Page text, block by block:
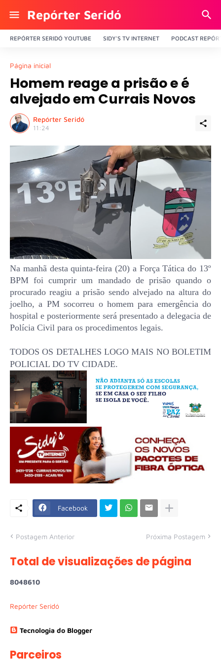
Repórter Seridó
REPÓRTER SERIDÓ YOUTUBE SIDY'S TV INTERNET PODCAST
Página inicial
Homem reage a prisão e é
alvejado em Currais Novos
Repórter Seridó
11:24
Na manhã desta quinta-feira (20) a Força Tática do 13º
BPM foi cumprir um mandado de prisão quando o
procurado reagiu a prisão sendo alvejado na altura do
joelho, a PM socorreu o homem para emergência do
hospital e posteriormente será presentado a delegacia de
Polícia Civil para os procedimentos legais.
TODOS OS DETALHES LOGO MAIS NO BOLETIM
POLICIAL DO TV CIDADE.
Facebook
Postagem Anterior Próxima Postagem
Total de visualizações de página
8048610
Repórter Seridó
Tecnologia do Blogger
Parceiros